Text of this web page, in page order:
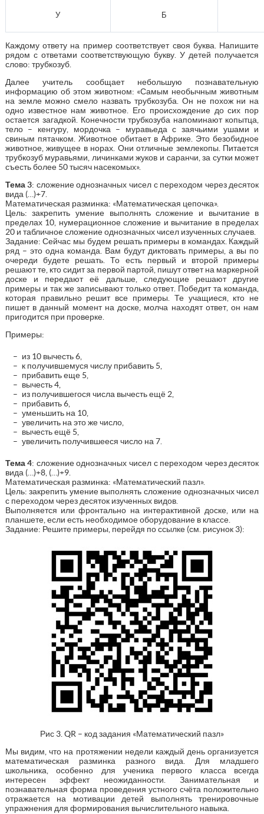
У Б
Каждому ответу на пример соответствует своя буква. Напишите
рядом с ответами соответствующую букву. У детей получается
слово: трубкозуб.
Далее учитель сообщает небольшую познавательную
информацию об этом животном: «Самым необычным животным
на земле можно смело назвать трубкозуба. Он не похож ни на
одно известное нам животное. Его происхождение до сих пор
остается загадкой. Конечности трубкозуба напоминают копытца,
тело – кенгуру, мордочка – муравьеда с заячьими ушами и
свиным пятачком. Животное обитает в Африке. Это безобидное
животное, живущее в норах. Они отличные землекопы. Питается
трубкозуб муравьями, личинками жуков и саранчи, за сутки может
съесть более 50 тысяч насекомых».
Тема 3: сложение однозначных чисел с переходом через десяток
вида (…)+7.
Математическая разминка: «Математическая цепочка».
Цель: закрепить умение выполнять сложение и вычитание в
пределах 10, нумерационное сложение и вычитание в пределах
20 и табличное сложение однозначных чисел изученных случаев.
Задание: Сейчас мы будем решать примеры в командах. Каждый
ряд – это одна команда. Вам будут диктовать примеры, а вы по
очереди будете решать. То есть первый и второй примеры
решают те, кто сидит за первой партой, пишут ответ на маркерной
доске и передают её дальше, следующие решают другие
примеры и так же записывают только ответ. Победит та команда,
которая правильно решит все примеры. Те учащиеся, кто не
пишет в данный момент на доске, молча находят ответ, он нам
пригодится при проверке.
Примеры:
из 10 вычесть 6,
к получившемуся числу прибавить 5,
прибавить еще 5,
вычесть 4,
из получившегося числа вычесть ещё 2,
прибавить 6,
уменьшить на 10,
увеличить на это же число,
вычесть ещё 5,
увеличить получившееся число на 7.
Тема 4: сложение однозначных чисел с переходом через десяток
вида (…)+8, (…)+9.
Математическая разминка: «Математический пазл».
Цель: закрепить умение выполнять сложение однозначных чисел
с переходом через десяток изученных видов.
Выполняется или фронтально на интерактивной доске, или на
планшете, если есть необходимое оборудование в классе.
Задание: Решите примеры, перейдя по ссылке (см. рисунок 3):
Рис 3. QR – код задания «Математический пазл»
Мы видим, что на протяжении недели каждый день организуется
математическая разминка разного вида. Для младшего
школьника, особенно для ученика первого класса всегда
интересен эффект неожиданности. Занимательная и
познавательная форма проведения устного счёта положительно
отражается на мотивации детей выполнять тренировочные
упражнения для формирования вычислительного навыка.